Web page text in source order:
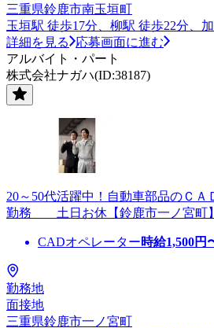
三重県鈴鹿市南玉垣町
玉垣駅 徒歩17分、柳駅 徒歩22分、
詳細を見る
応募画面に進む
アルバイト・パート
株式会社ナガハ(ID:38187)
20～50代活躍中！自動車部品のＣ
勤務 土日お休【鈴鹿市一ノ宮町】
CADオペレーター時給1,500円
勤務地
面接地
三重県鈴鹿市一ノ宮町